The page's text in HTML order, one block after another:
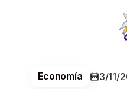
Economía 3/11/